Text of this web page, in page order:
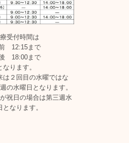
受付時間は
12:15まで
18:00まで
なります。
は２回目の水曜ではな
の水曜日となります。
祝日の場合は第三週水
となります。